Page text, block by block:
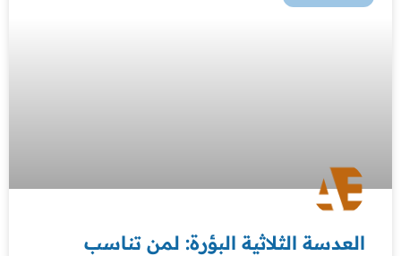
العدسة الثلاثية البؤرة: لمن تناسب